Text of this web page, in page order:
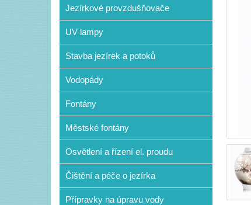
Jezírkové provzdušňovače
UV lampy
Stavba jezírek a potoků
Vodopády
Fontány
Městské fontány
Osvětlení a řízení el. proudu
Čištění a péče o jezírka
Přípravky na úpravu vody